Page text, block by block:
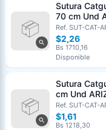
Sutura
70 cm Und
Circulo
Ref. SUT-CAT-
$2,26
Bs 1710,16
Disponible
Sutura
cm Und
Punta
Ref. SUT-CAT-
$1,61
Bs 1218,30